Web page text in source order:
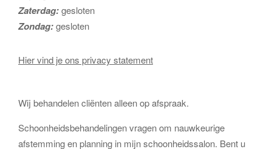
Zaterdag:gesloten
Zondag:gesloten
Hier vind je ons privacy statement
Wij behandelen cliënten alleen op afspraak.
Schoonheidsbehandelingen vragen om nauwkeurige
afstemming en planning in mijn schoonheidssalon. Bent u